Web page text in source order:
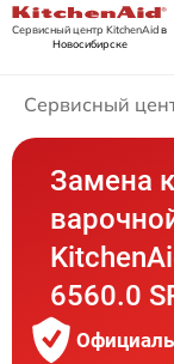
Сервисный центр KitchenAidв
Новосибирске
Сервисный
Замена
6560.0